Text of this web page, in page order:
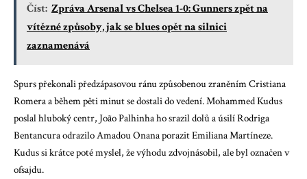
Číst: Zpráva Arsenal vs Chelsea 1-0: Gunners zpět na
vítězné způsoby, jak se blues opět na silnici
zaznamenává
Spurs překonali předzápasovou ránu způsobenou zraněním Cristiana
Romera a během pěti minut se dostali do vedení. Mohammed Kudus
poslal hluboký centr, João Palhinha ho srazil dolů a úsilí Rodriga
Bentancura odrazilo Amadou Onana porazit Emiliana Martíneze.
Kudus si krátce poté myslel, že výhodu zdvojnásobil, ale byl označen v
ofsajdu.